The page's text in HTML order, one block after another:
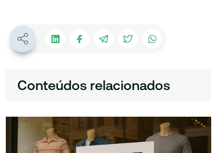
Conteúdos relacionados